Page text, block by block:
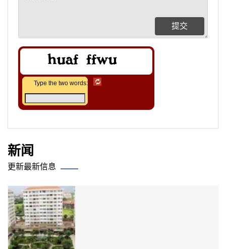
提交
Type the two words:
新闻
更新最新信息